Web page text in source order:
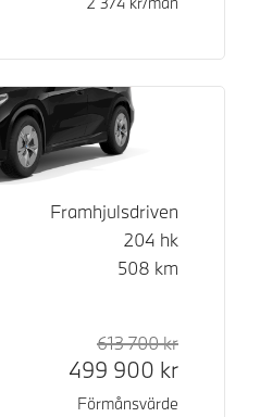
Framhjulsdriven
204 hk
508 km
Rek. ord
613 700kr
499 900 kr
Förmånsvärde